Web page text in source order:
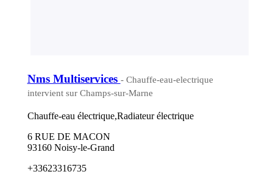
Nms Multiservices - Chauffe-eau-electrique
intervient sur Champs-sur-Marne
Chauffe-eau électrique,Radiateur électrique
6 RUE DE MACON
93160 Noisy-le-Grand
+33623316735